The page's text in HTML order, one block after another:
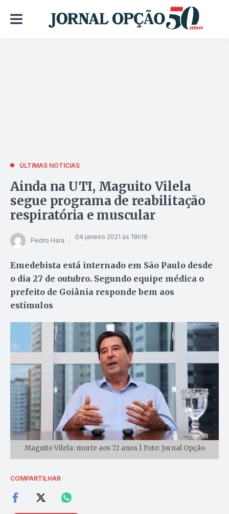
ÚLTIMAS NOTÍCIAS
Ainda na UTI, Maguito Vilela
segue programa de reabilitação
respiratória e muscular
Pedro Hara 04 janeiro 2021 às 19h16
Emedebista está internado em São Paulo desde
o dia 27 de outubro. Segundo equipe médica o
prefeito de Goiânia responde bem aos
estímulos
Maguito Vilela: morte aos 72 anos | Foto: Jornal Opção
COMPARTILHAR